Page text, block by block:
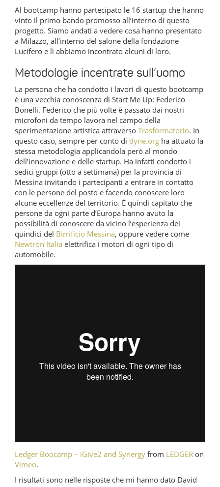
Al bootcamp hanno partecipato le 16 startup che hanno
vinto il primo bando promosso all’interno di questo
progetto. Siamo andati a vedere cosa hanno presentato
a Milazzo, all’interno del salone della fondazione
Lucifero e lì abbiamo incontrato alcuni di loro.
Metodologie incentrate sull’uomo
La persona che ha condotto i lavori di questo bootcamp
è una vecchia conoscenza di Start Me Up: Federico
Bonelli. Federico che più volte è passato dai nostri
microfoni da tempo lavora nel campo della
sperimentazione artistica attraverso Trasformatorio. In
questo caso, sempre per conto di dyne.org ha attuato la
stessa metodologia applicandola però al mondo
dell’innovazione e delle startup. Ha infatti condotto i
sedici gruppi (otto a settimana) per la provincia di
Messina invitando i partecipanti a entrare in contatto
con le persone del posto e facendo conoscere loro
alcune eccellenze del territorio. È quindi capitato che
persone da ogni parte d’Europa hanno avuto la
possibilità di conoscere da vicino l’esperienza dei
quindici del Birrificio Messina, oppure vedere come
Newtron Italia elettrifica i motori di ogni tipo di
automobile.
Ledger Boocamp – iGive2 and Synergy from LEDGER on
Vimeo.
I risultati sono nelle risposte che mi hanno dato David